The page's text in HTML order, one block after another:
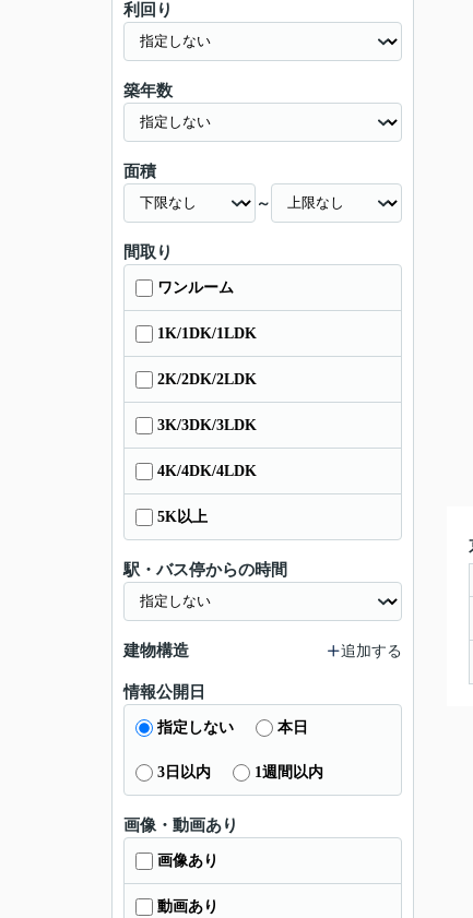
利回り
築年数
面積
～
間取り
ワンルーム
1K/1DK/1LDK
2K/2DK/2LDK
3K/3DK/3LDK
4K/4DK/4LDK
5K以上
駅・バス停からの時間
建物構造 追加する
情報公開日
指定しない 本日
3日以内 1週間以内
画像・動画あり
画像あり
動画あり